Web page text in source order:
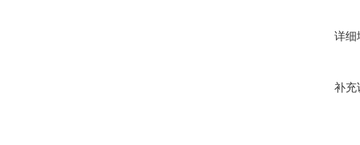
详细
补充